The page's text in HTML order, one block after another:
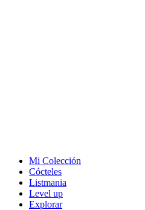
Mi Colección
Cócteles
Listmania
Level up
Explorar